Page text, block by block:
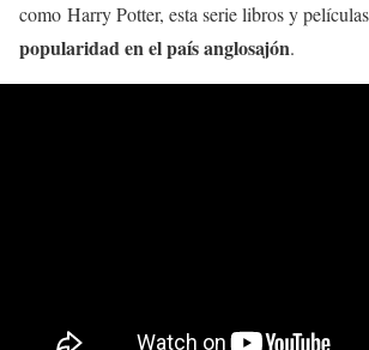
como Harry Potter, esta serie libros y películas
popularidad en el país anglosajón.